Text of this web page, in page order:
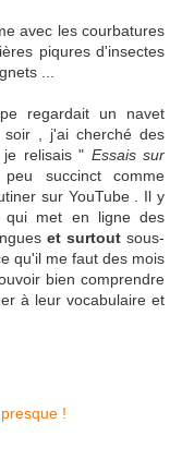
avec les courbatures
piqures d'insectes
...
un navet
soir , j'ai cherché des
je relisais " Essais sur
succinct comme
sur YouTube . Il y
qui met en ligne des
et surtoutsous-
qu'il me faut des mois
bien comprendre
à leur vocabulaire et